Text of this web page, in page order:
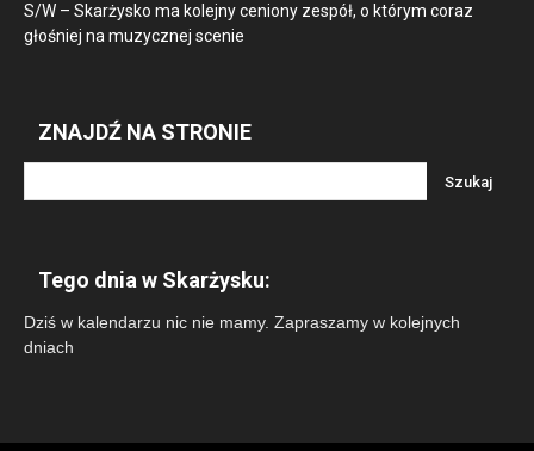
S/W – Skarżysko ma kolejny ceniony zespół, o którym coraz
głośniej na muzycznej scenie
ZNAJDŹ NA STRONIE
Tego dnia w Skarżysku:
Dziś w kalendarzu nic nie mamy. Zapraszamy w kolejnych
dniach